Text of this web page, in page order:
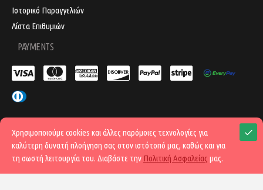
ΑΓΟΡΆ
Ιστορικό Παραγγελιών
Λίστα Επιθυμιών
PAYMENTS
Copyright © 2021, hair-
shop.com.gr , All Rights
Reserved | Made with ❤ by
SocialME
Χρησιμοποιούμε cookies και άλλες παρόμοιες τεχνολογίες για
καλύτερη δυνατή πλοήγηση σας στον ιστότοπό μας, καθώς και για
τη σωστή λειτουργία του. Διαβάστε την Πολιτική Ασφαλείας μας.